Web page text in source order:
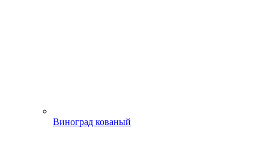
Виноград кованый